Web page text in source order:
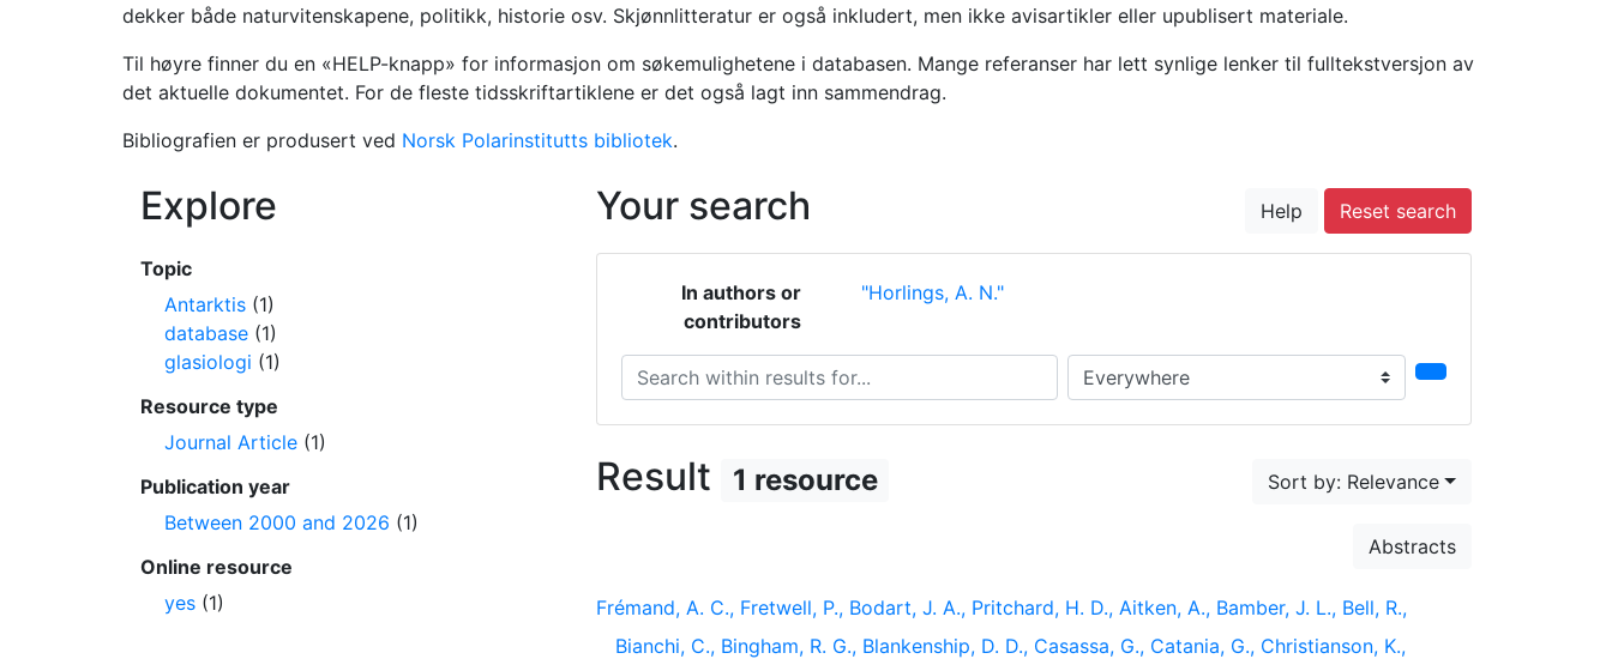
dekker både naturvitenskapene, politikk, historie osv. Skjønnlitteratur er også inkludert, men ikke avisartikler eller upublisert materiale.
Til høyre finner du en «HELP-knapp» for informasjon om søkemulighetene i databasen. Mange referanser har lett synlige lenker til fulltekstversjon av
det aktuelle dokumentet. For de fleste tidsskriftartiklene er det også lagt inn sammendrag.
Bibliografien er produsert ved Norsk Polarinstitutts bibliotek.
Your search Help Reset search
In authors or
contributors
"Horlings, A. N."
Search within results for... Search in...
Result 1 resource Sort by: Relevance
Abstracts
Frémand, A. C., Fretwell, P., Bodart, J. A., Pritchard, H. D., Aitken, A., Bamber, J. L., Bell, R.,
Bianchi, C., Bingham, R. G., Blankenship, D. D., Casassa, G., Catania, G., Christianson, K.,
Explore
Topic
Antarktis (1)
database (1)
glasiologi (1)
Resource type
Journal Article (1)
Publication year
Between 2000 and 2026 (1)
Online resource
yes (1)